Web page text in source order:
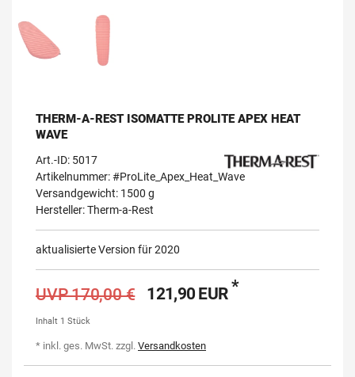
THERM-A-REST ISOMATTE PROLITE APEX HEAT
WAVE
Art.-ID: 5017
Artikelnummer: #ProLite_Apex_Heat_Wave
Versandgewicht: 1500 g
Hersteller:Therm-a-Rest
aktualisierte Version für 2020
UVP 170,00 € 121,90 EUR*
Inhalt 1 Stück
* inkl. ges. MwSt. zzgl. Versandkosten